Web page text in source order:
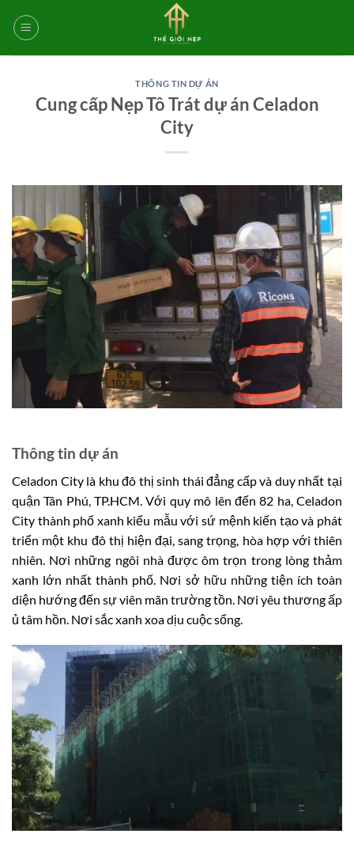
qua
THÔNG TIN DỰ ÁN
Cung cấp Nẹp Tô Trát dự án Celadon
City
Thông tin dự án
Celadon City là khu đô thị sinh thái đẳng cấp và duy nhất tại
quận Tân Phú, TP.HCM. Với quy mô lên đến 82 ha, Celadon
City thành phố xanh kiểu mẫu với sứ mệnh kiến tạo và phát
triển một khu đô thị hiện đại, sang trọng, hòa hợp với thiên
nhiên. Nơi những ngôi nhà được ôm trọn trong lòng thảm
xanh lớn nhất thành phố. Nơi sở hữu những tiện ích toàn
diện hướng đến sự viên mãn trường tồn. Nơi yêu thương ấp
ủ tâm hồn. Nơi sắc xanh xoa dịu cuộc sống.